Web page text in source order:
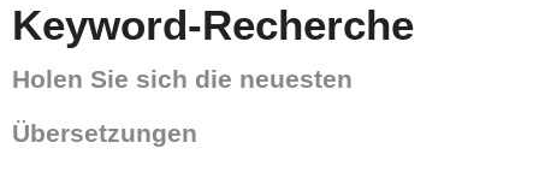
Keyword-Recherche
Holen Sie sich die neuesten
Übersetzungen